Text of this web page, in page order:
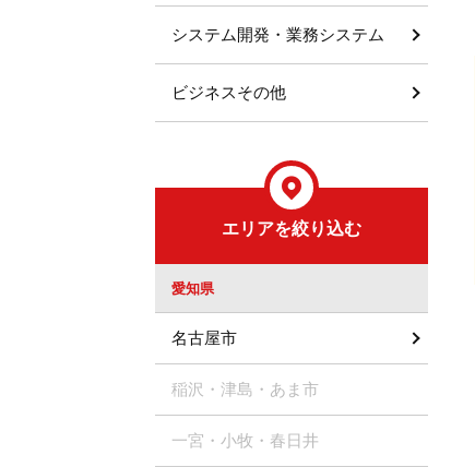
システム開発・業務システム
ビジネスその他
エリアを絞り込む
愛知県
名古屋市
稲沢・津島・あま市
一宮・小牧・春日井